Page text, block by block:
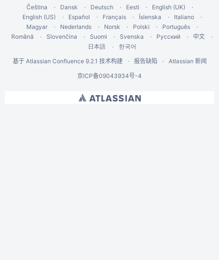
Čeština Dansk Deutsch Eesti
English (UK)
English (US)
Español Français Íslenska
Italiano
Magyar
Nederlands Norsk Polski
Português
Română
Slovenčina Suomi Svenska Русский 中文
日本語
한국어
基于 Atlassian Confluence 9.2.1 技术构建 报告缺陷
Atlassian 新闻
京ICP备09043934号-4